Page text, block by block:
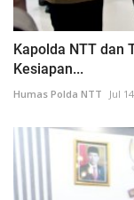
Kapolda NTT dan
Kesiapan...
Humas Polda NTT Jul